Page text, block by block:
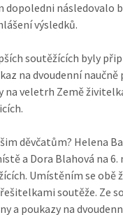
dopoledni následovalo
výsledků.
soutěžících byly
na dvoudenní naučně
na veletrh Země
děvčatům? Helena
a Dora Blahová na 6.
Umístěním se obě
soutěže. Ze
a poukazy na